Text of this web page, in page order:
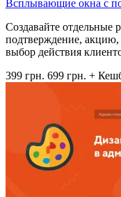
Всплывающие окна с
Создавайте отдельные
подтверждение,
выбор действия
399 грн. 699 грн. +